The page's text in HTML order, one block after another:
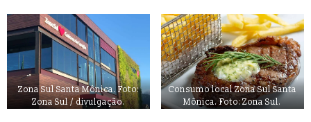
Zona Sul Santa Mônica. Foto:
Zona Sul / divulgação.
Consumo local Zona Sul Santa
Mônica. Foto: Zona Sul.